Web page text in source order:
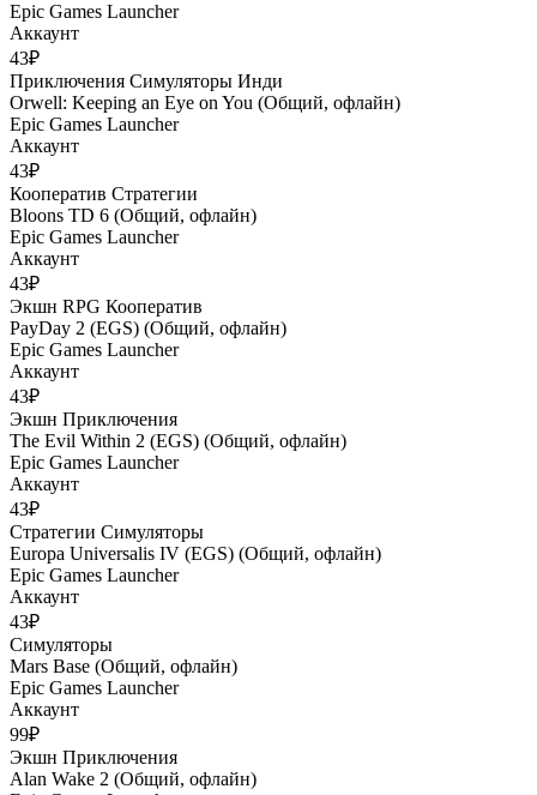
Epic Games Launcher
Аккаунт
43₽
Приключения Симуляторы Инди
Orwell: Keeping an Eye on You (Общий, офлайн)
Epic Games Launcher
Аккаунт
43₽
Кооператив Стратегии
Bloons TD 6 (Общий, офлайн)
Epic Games Launcher
Аккаунт
43₽
Экшн RPG Кооператив
PayDay 2 (EGS) (Общий, офлайн)
Epic Games Launcher
Аккаунт
43₽
Экшн Приключения
The Evil Within 2 (EGS) (Общий, офлайн)
Epic Games Launcher
Аккаунт
43₽
Стратегии Симуляторы
Europa Universalis IV (EGS) (Общий, офлайн)
Epic Games Launcher
Аккаунт
43₽
Симуляторы
Mars Base (Общий, офлайн)
Epic Games Launcher
Аккаунт
99₽
Экшн Приключения
Alan Wake 2 (Общий, офлайн)